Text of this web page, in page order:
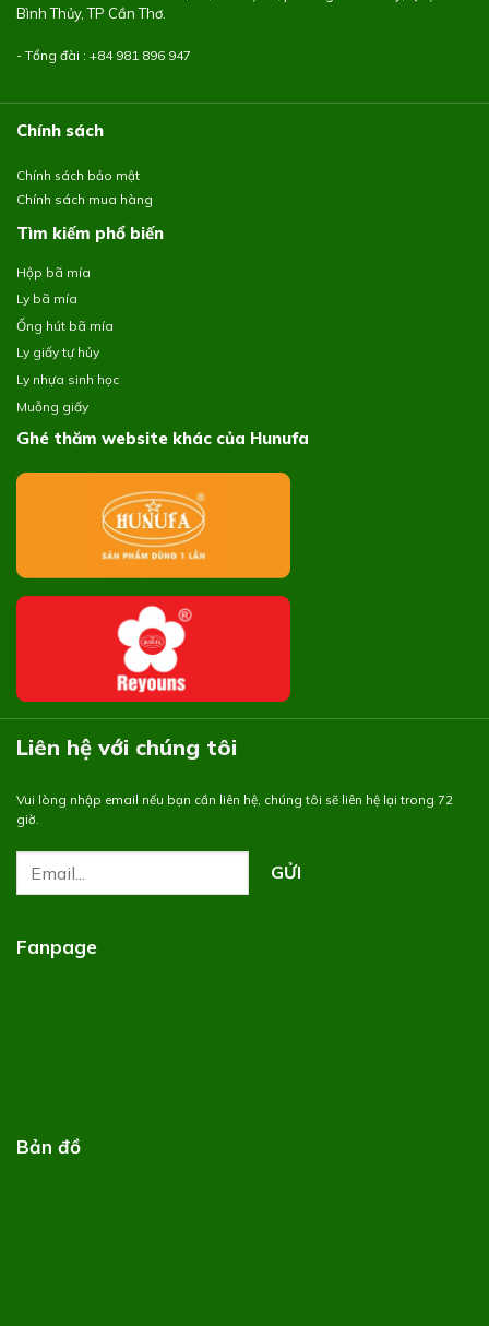
Bình Thủy, TP Cần Thơ.
- Tổng đài : +84 981 896 947
Chính sách
Chính sách bảo mật
Chính sách mua hàng
Tìm kiếm phổ biến
Hộp bã mía
Ly bã mía
Ống hút bã mía
Ly giấy tự hủy
Ly nhựa sinh học
Muỗng giấy
Ghé thăm website khác của Hunufa
Liên hệ với chúng tôi
Vui lòng nhập email nếu bạn cần liên hệ, chúng tôi sẽ liên hệ lại trong 72
giờ.
Fanpage
Bản đồ